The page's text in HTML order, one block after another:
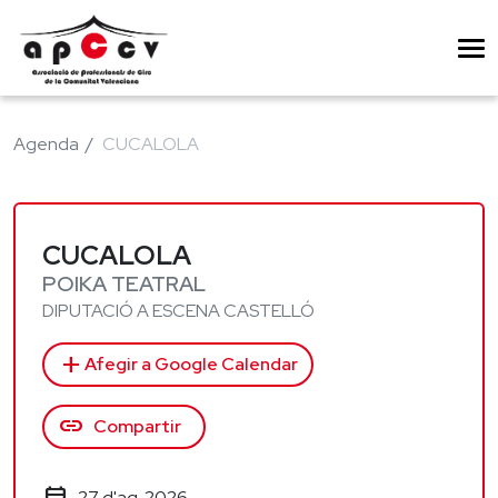
Agenda CUCALOLA
CUCALOLA
POIKA TEATRAL
DIPUTACIÓ A ESCENA CASTELLÓ
add Afegir a Google Calendar
link Compartir